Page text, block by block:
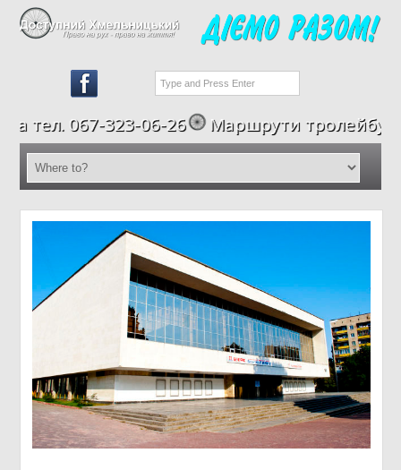
26 Маршрути тролейбусів